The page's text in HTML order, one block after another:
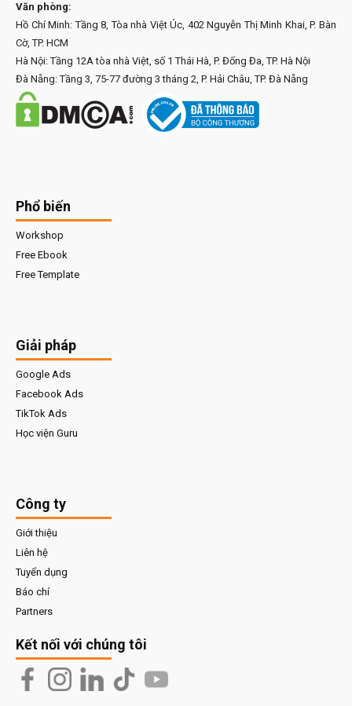
Văn phòng:
Hồ Chí Minh: Tầng 8, Tòa nhà Việt Úc, 402 Nguyễn Thị Minh Khai, P. Bàn
Cờ, TP. HCM
Hà Nội: Tầng 12A tòa nhà Việt, số 1 Thái Hà, P. Đống Đa, TP. Hà Nội
Đà Nẵng: Tầng 3, 75-77 đường 3 tháng 2, P. Hải Châu, TP. Đà Nẵng
Phổ biến
Workshop
Free Ebook
Free Template
Giải pháp
Google Ads
Facebook Ads
TikTok Ads
Học viện Guru
Công ty
Giới thiệu
Liên hệ
Tuyển dụng
Báo chí
Partners
Kết nối với chúng tôi